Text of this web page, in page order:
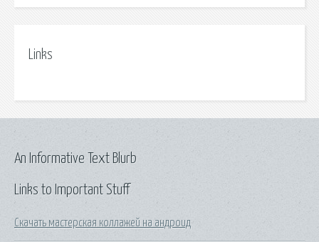
Links
Links to Important Stuff
Скачать мастерская коллажей на андроид
An Informative Text Blurb